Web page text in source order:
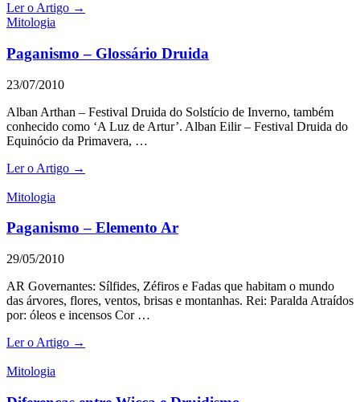
Ler o Artigo →
Mitologia
Paganismo – Glossário Druida
23/07/2010
Alban Arthan – Festival Druida do Solstício de Inverno, também
conhecido como ‘A Luz de Artur’. Alban Eilir – Festival Druida do
Equinócio da Primavera, …
Ler o Artigo →
Mitologia
Paganismo – Elemento Ar
29/05/2010
AR Governantes: Sílfides, Zéfiros e Fadas que habitam o mundo
das árvores, flores, ventos, brisas e montanhas. Rei: Paralda Atraídos
por: óleos e incensos Cor …
Ler o Artigo →
Mitologia